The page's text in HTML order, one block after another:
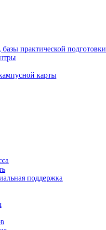
практической подготовки
карты
поддержка